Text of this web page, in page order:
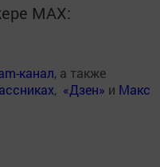
MАХ:
канал, а также
, «Дзен» и Макс